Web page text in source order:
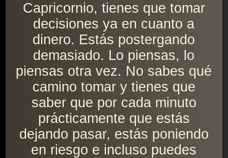
Capricornio, tienes que tomar
decisiones ya en cuanto a
dinero. Estás postergando
demasiado. Lo piensas, lo
piensas otra vez. No sabes qué
camino tomar y tienes que
saber que por cada minuto
prácticamente que estás
dejando pasar, estás poniendo
en riesgo e incluso puedes